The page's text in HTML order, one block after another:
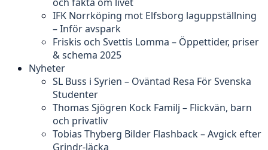
IFK Norrköping mot Elfsborg laguppställning
– Inför avspark
Friskis och Svettis Lomma – Öppettider, priser
& schema 2025
Nyheter
SL Buss i Syrien – Oväntad Resa För Svenska
Studenter
Thomas Sjögren Kock Familj – Flickvän, barn
och privatliv
Tobias Thyberg Bilder Flashback – Avgick efter
Grindr-läcka